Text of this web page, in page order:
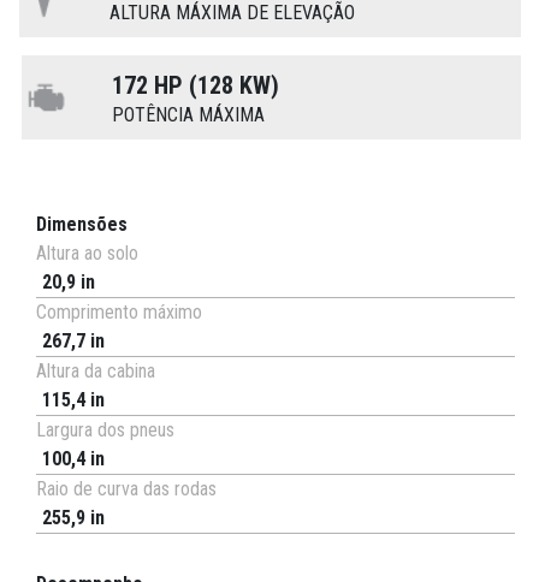
ALTURA MÁXIMA DE ELEVAÇÃO
172 HP (128 KW)
POTÊNCIA MÁXIMA
Dimensões
Altura ao solo
20,9 in
Comprimento máximo
267,7 in
Altura da cabina
115,4 in
Largura dos pneus
100,4 in
Raio de curva das rodas
255,9 in